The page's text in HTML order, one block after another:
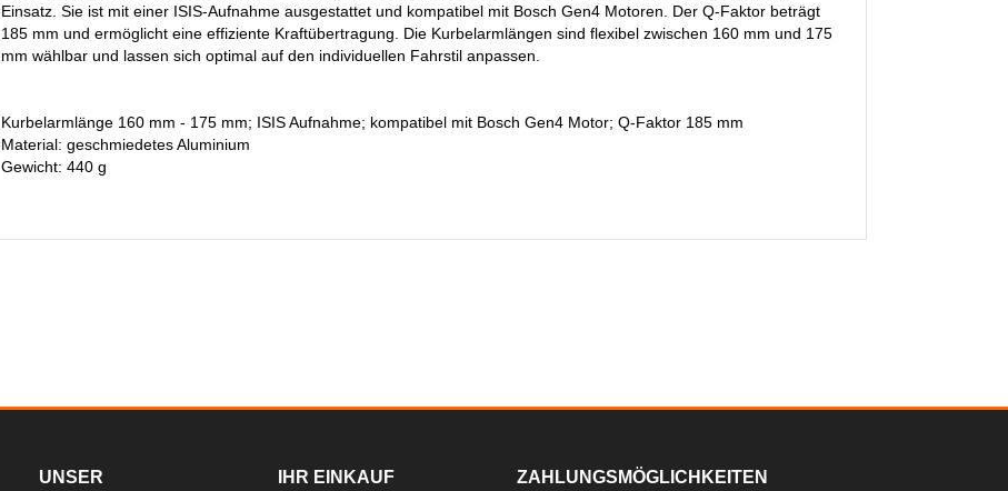
Einsatz. Sie ist mit einer ISIS-Aufnahme ausgestattet und kompatibel mit Bosch Gen4 Motoren. Der Q-Faktor beträgt
185 mm und ermöglicht eine effiziente Kraftübertragung. Die Kurbelarmlängen sind flexibel zwischen 160 mm und 175
mm wählbar und lassen sich optimal auf den individuellen Fahrstil anpassen.
Kurbelarmlänge 160 mm - 175 mm; ISIS Aufnahme; kompatibel mit Bosch Gen4 Motor; Q-Faktor 185 mm
Material: geschmiedetes Aluminium
Gewicht: 440 g
UNSER
IHR EINKAUF
ZAHLUNGSMÖGLICHKEITEN